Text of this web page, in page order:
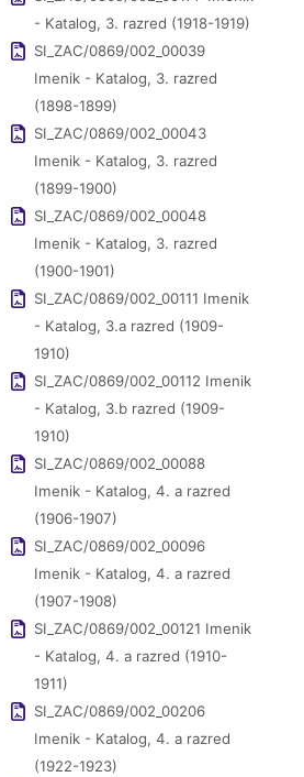
- Katalog, 3. razred (1918-1919)
SI_ZAC/0869/002_00039
Imenik - Katalog, 3. razred
(1898-1899)
SI_ZAC/0869/002_00043
Imenik - Katalog, 3. razred
(1899-1900)
SI_ZAC/0869/002_00048
Imenik - Katalog, 3. razred
(1900-1901)
SI_ZAC/0869/002_00111 Imenik
- Katalog, 3.a razred (1909-
1910)
SI_ZAC/0869/002_00112 Imenik
- Katalog, 3.b razred (1909-
1910)
SI_ZAC/0869/002_00088
Imenik - Katalog, 4. a razred
(1906-1907)
SI_ZAC/0869/002_00096
Imenik - Katalog, 4. a razred
(1907-1908)
SI_ZAC/0869/002_00121 Imenik
- Katalog, 4. a razred (1910-
1911)
SI_ZAC/0869/002_00206
Imenik - Katalog, 4. a razred
(1922-1923)